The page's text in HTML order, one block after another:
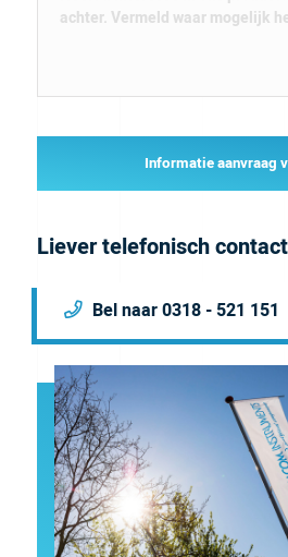
Informatie aanvraag
Liever telefonisch
Bel naar 0318 - 521 151